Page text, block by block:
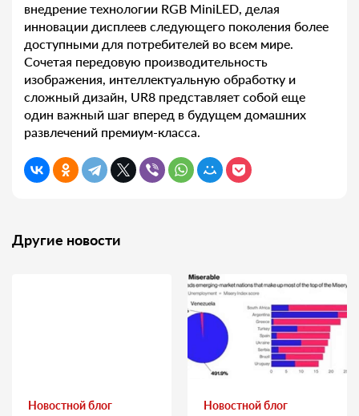
внедрение технологии RGB MiniLED, делая
инновации дисплеев следующего поколения более
доступными для потребителей во всем мире.
Сочетая передовую производительность
изображения, интеллектуальную обработку и
сложный дизайн, UR8 представляет собой еще
один важный шаг вперед в будущем домашних
развлечений премиум-класса.
Другие новости
Новостной блог Новостной блог